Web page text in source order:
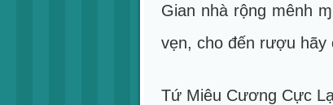
Gian nhà rộng mênh
vẹn, cho đến rượu hãy
Tứ Miêu Cương Cực